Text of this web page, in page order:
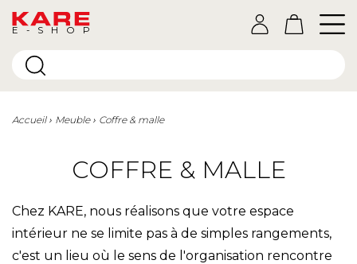
E-SHOP
Accueil Meuble Coffre & malle
COFFRE & MALLE
Chez KARE, nous réalisons que votre espace
intérieur ne se limite pas à de simples rangements,
c'est un lieu où le sens de l'organisation rencontre